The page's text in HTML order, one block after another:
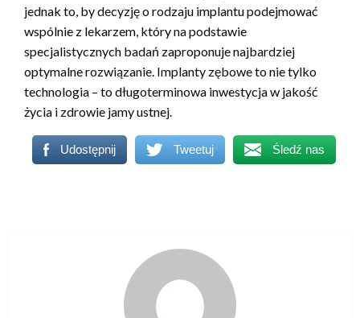
jednak to, by decyzję o rodzaju implantu podejmować
wspólnie z lekarzem, który na podstawie
specjalistycznych badań zaproponuje najbardziej
optymalne rozwiązanie. Implanty zębowe to nie tylko
technologia – to długoterminowa inwestycja w jakość
życia i zdrowie jamy ustnej.
Udostępnij Tweetuj Śledź nas